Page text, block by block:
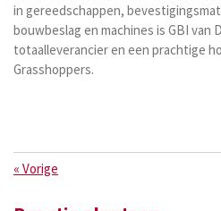
in gereedschappen,
bouwbeslag en machines is GBI van
totaalleverancier en een prachtige
Grasshoppers.
« Vorige